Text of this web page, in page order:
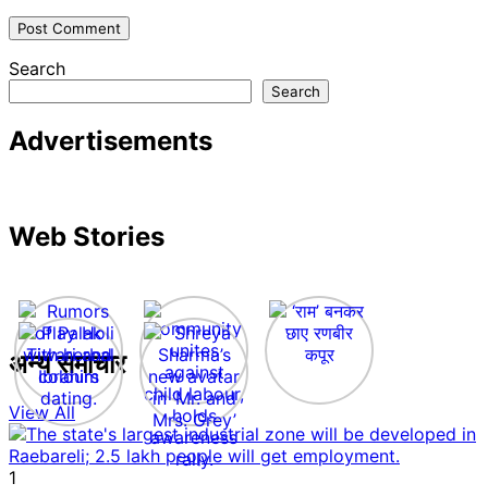
Search
Search
Advertisements
Web Stories
अन्य समाचार
View All
1